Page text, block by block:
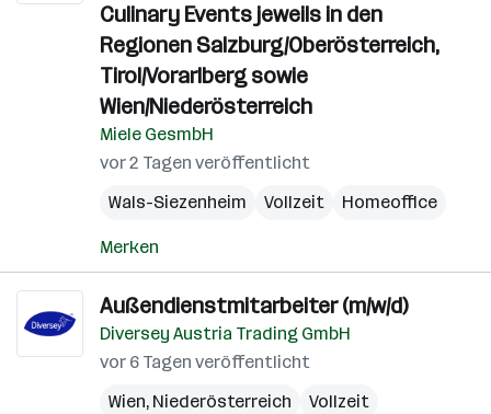
Culinary Events jeweils in den
Regionen Salzburg/Oberösterreich,
Tirol/Vorarlberg sowie
Wien/Niederösterreich
Miele GesmbH
vor 2 Tagen veröffentlicht
Wals-Siezenheim
Vollzeit Homeoffice
Merken
Außendienstmitarbeiter (m/w/d)
Diversey Austria Trading GmbH
vor 6 Tagen veröffentlicht
Wien, Niederösterreich Vollzeit